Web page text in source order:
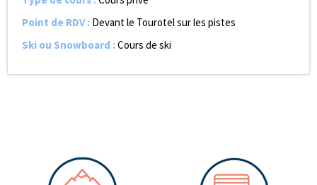
Point de RDV: Devant le Tourotel sur les pistes
Ski ou Snowboard :Cours de ski